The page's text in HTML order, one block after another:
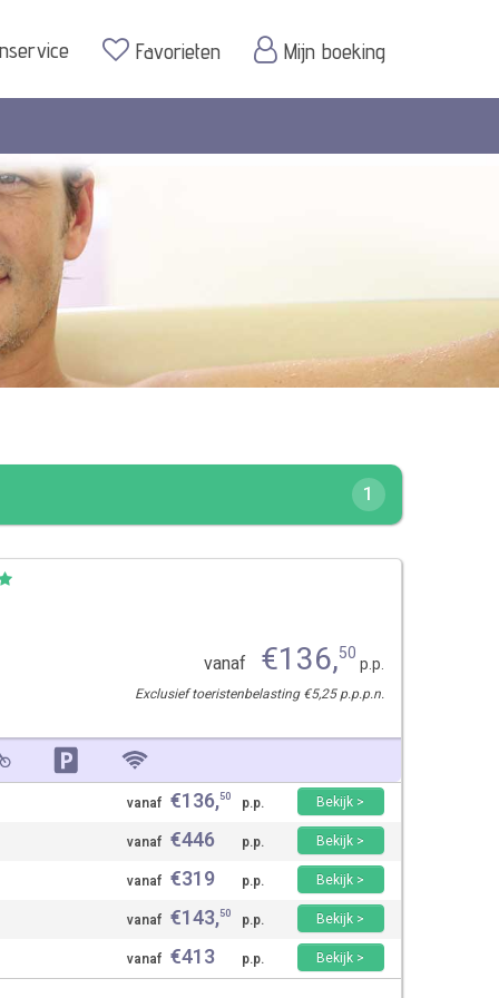
Favorieten Mijn boeking
1
vanaf €136,50p.p.
Exclusief toeristenbelasting €5,25 p.p.p.n.
vanaf €136,50 p.p.
Bekijk >
vanaf €446 p.p.
Bekijk >
vanaf €319 p.p.
Bekijk >
vanaf €143,50 p.p.
Bekijk >
vanaf €413 p.p. Bekijk >